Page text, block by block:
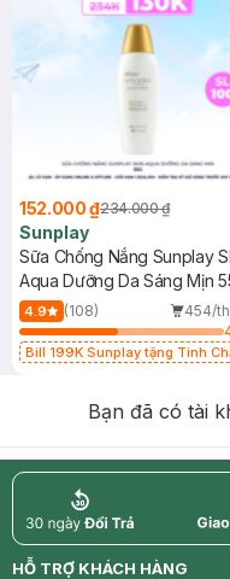
152.000 ₫234.000 ₫
Sunplay
Sữa Chống Nắng Sunplay
Aqua Dưỡng Da Sáng Mịn
4.9 (108)
454/
Bill 199K Sunplay tặng Tinh
Bạn đã có tài
return
HỖ TRỢ KHÁCH HÀNG